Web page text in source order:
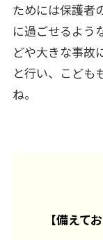
ためには保護者
に過ごせるよう
どや大きな事故
と行い、こども
ね。
【備えて